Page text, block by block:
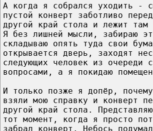
А когда я собрался уходить -
пустой конверт заботливо
другой край стола и лежит
Я без лишней мысли, забираю
складываю опять туда свои
открывается дверь, заходят
следующих человек из очереди
вопросами, а я покидаю
И только позже я допёр,
взяли мою справку и конверт
другой край стола.
тот момент, когда я просто
забрал конверт. Небось